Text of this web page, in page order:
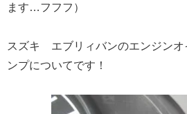
ます…フフフ）
スズキ エブリィバンのエンジンオ
ンプについてです！